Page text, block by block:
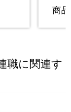
商
職に関連す